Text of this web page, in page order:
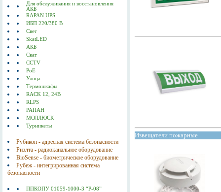
Для обслуживания и восстановления
АКБ
RAPAN UPS
ИБП 220/380 В
Свет
SkatLED
АКБ
Скат
CCTV
PoE
Улица
Термошкафы
RACK 12, 24В
RLPS
РАПАН
МОЛЛЮСК
Турникеты
Рубикон - адресная система безопасности
Риэлта - радиоканальное оборудование
BioSense - биометрическое оборудование
Рубеж - интегрированная система
безопасности
ППКОПУ 01059-1000-3 “Р-08”
Извещатели пожарные